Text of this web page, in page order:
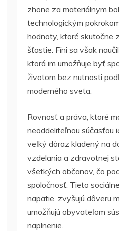
zhone za materiálnym
technologickým
hodnoty, ktoré skutočne
šťastie. Fíni sa však
ktorá im umožňuje byť
životom bez nutnosti
moderného sveta.
Rovnosť a práva, ktoré
neoddeliteľnou súčasťou
veľký dôraz kladený na
vzdelania a zdravotnej
všetkých občanov, čo
spoločnosť. Tieto
napätie, zvyšujú dôveru
umožňujú obyvateľom
naplnenie.